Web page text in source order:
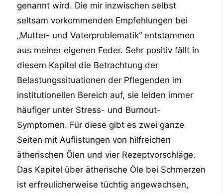
genannt wird. Die mir inzwischen selbst
seltsam vorkommenden Empfehlungen bei
„Mutter- und Vaterproblematik“ entstammen
aus meiner eigenen Feder. Sehr positiv fällt in
diesem Kapitel die Betrachtung der
Belastungssituationen der Pflegenden im
institutionellen Bereich auf, sie leiden immer
häufiger unter Stress- und Burnout-
Symptomen. Für diese gibt es zwei ganze
Seiten mit Auflistungen von hilfreichen
ätherischen Ölen und vier Rezeptvorschläge.
Das Kapitel über ätherische Öle bei Schmerzen
ist erfreulicherweise tüchtig angewachsen,